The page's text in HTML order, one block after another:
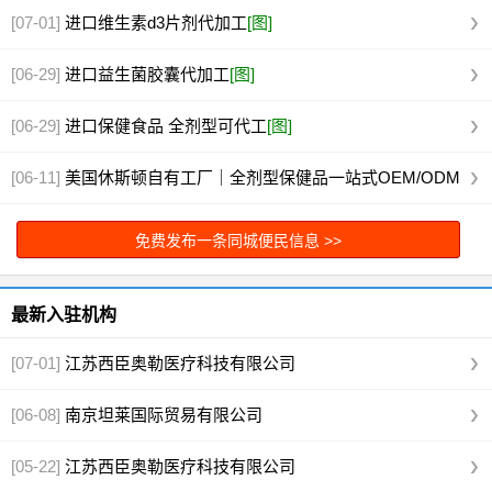
[07-01] 进口维生素d3片剂代加工[图]
[06-29] 进口益生菌胶囊代加工[图]
[06-29] 进口保健食品 全剂型可代工[图]
[06-11] 美国休斯顿自有工厂｜全剂型保健品一站式OEM/ODM
代工[图]
免费发布一条同城便民信息 >>
最新入驻机构
[07-01] 江苏西臣奥勒医疗科技有限公司
[06-08] 南京坦莱国际贸易有限公司
[05-22] 江苏西臣奥勒医疗科技有限公司